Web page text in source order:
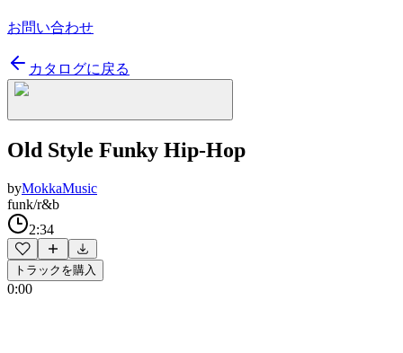
お問い合わせ
カタログに戻る
Old Style Funky Hip-Hop
byMokkaMusic
funk/r&b
2:34
トラックを購入
0:00